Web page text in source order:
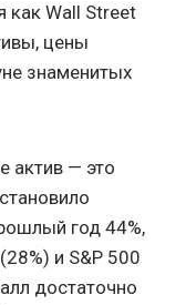
как Wall Street
цены
знаменитых
актив — это
год 44%,
и S&P 500
достаточно